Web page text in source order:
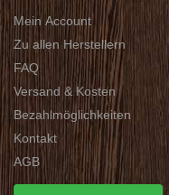
Mein Account
Zu allen Herstellern
FAQ
Versand & Kosten
Bezahlmöglichkeiten
Kontakt
AGB